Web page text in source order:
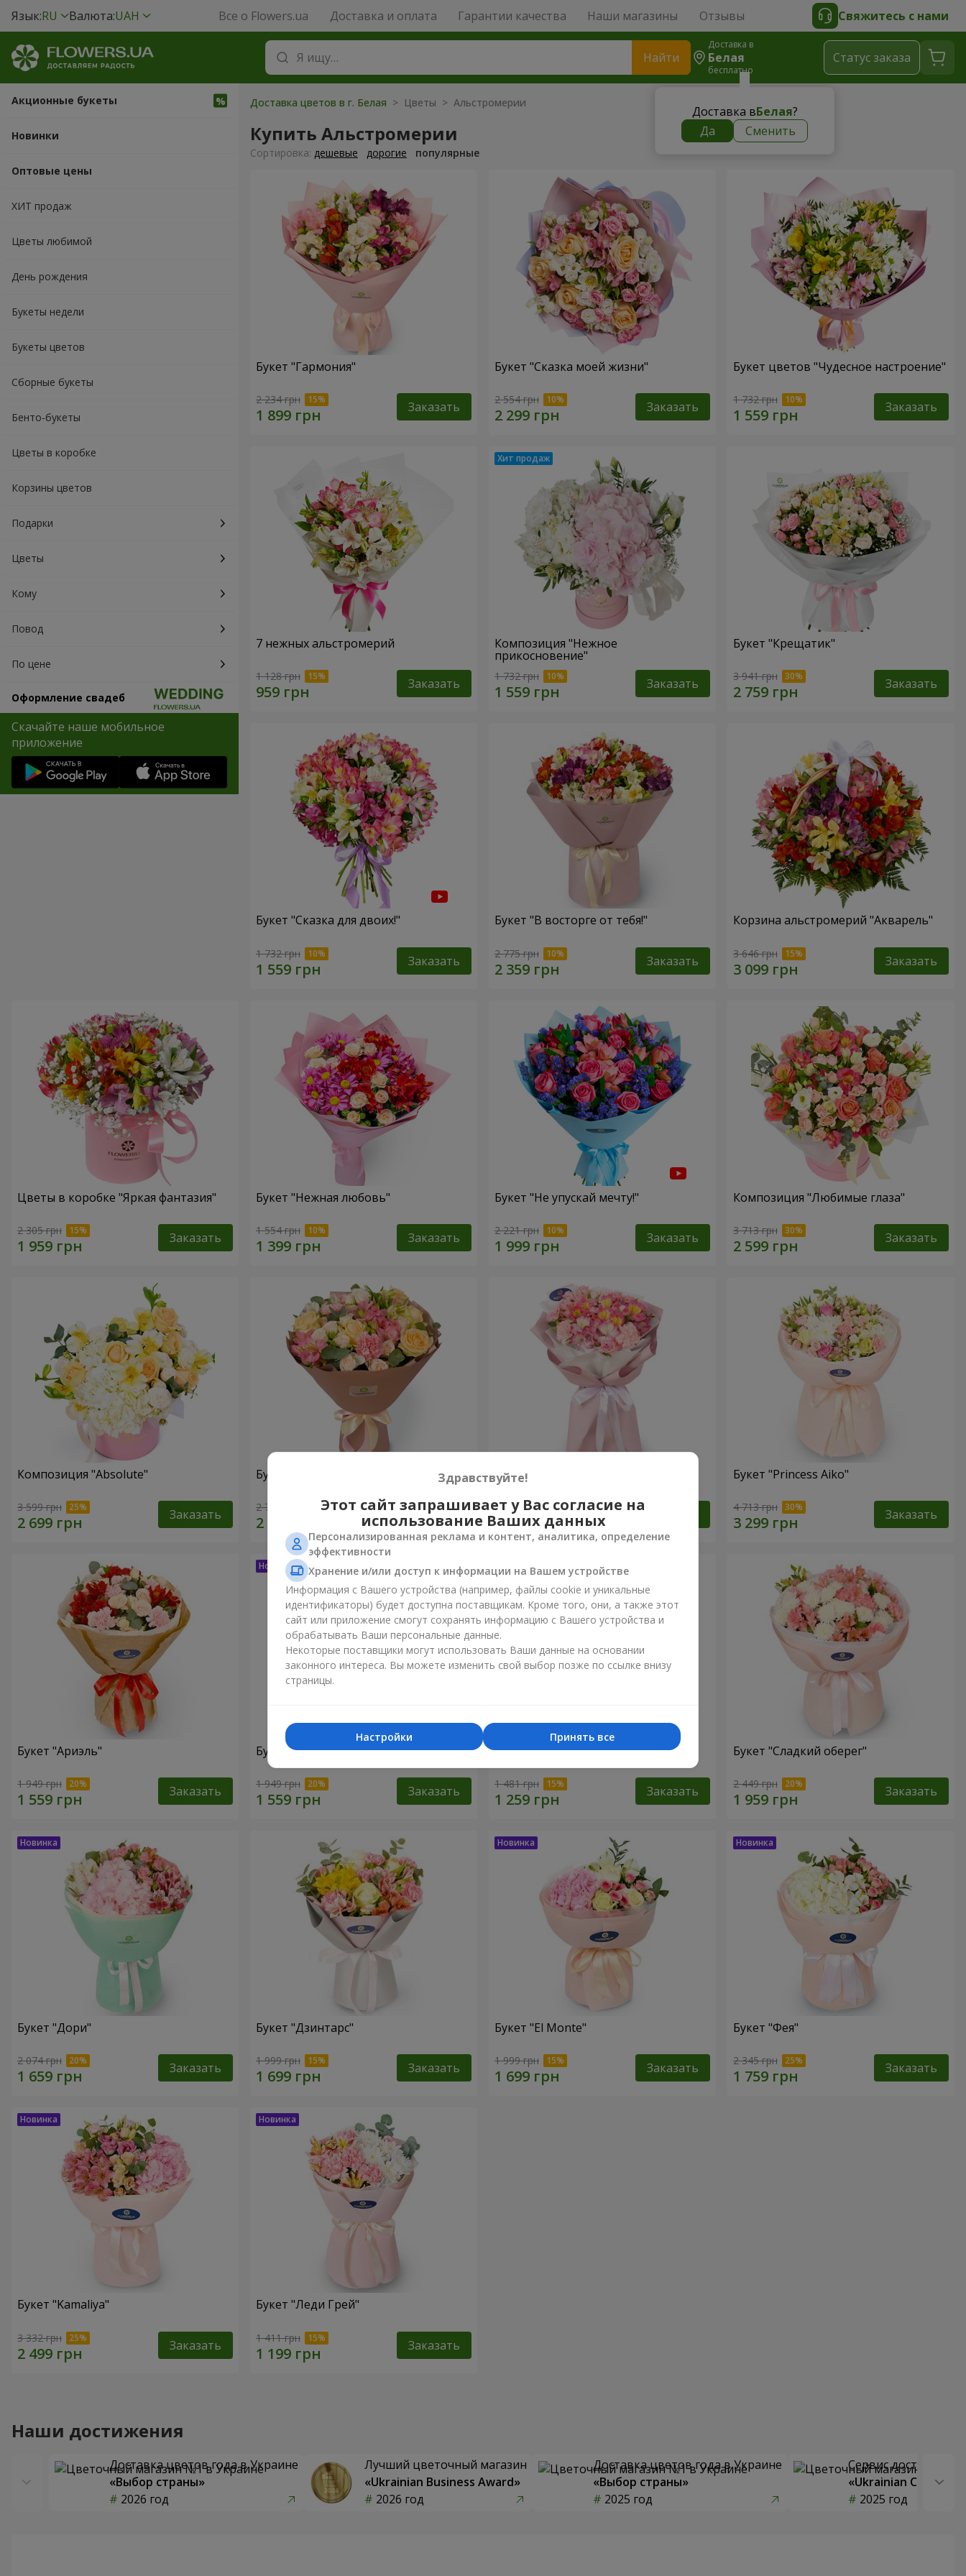
Язык:RU Валюта:UAH Все о Flowers.ua Доставка и оплата Гарантии качества Наши магазины Отзывы Свяжитесь с нами
Найти
Доставка в
Белая
бесплатно
Доставка вБелая?
Да
Сменить
Cтатус заказа
Акционные букеты
Новинки
Оптовые цены
ХИТ продаж
Цветы любимой
День рождения
Букеты недели
Букеты цветов
Сборные букеты
Бенто-букеты
Цветы в коробке
Корзины цветов
Подарки
Цветы
Кому
Повод
По цене
Оформление свадеб
Скачайте наше мобильное
приложение
Доставка цветов в г. Белая > Цветы > Альстромерии
Купить Альстромерии
Cортировка: дешевые дорогие популярные
Букет "Гармония"
2 234 грн Заказать
Букет "Сказка моей жизни"
2 554 грн Заказать
Букет цветов "Чудесное настроение"
1 732 грн Заказать
7 нежных альстромерий
1 128 грн Заказать
Композиция "Нежное
прикосновение"
1 732 грн Заказать
Букет "Крещатик"
3 941 грн Заказать
Букет "Сказка для двоих!"
1 732 грн Заказать
Букет "В восторге от тебя!"
2 775 грн Заказать
Корзина альстромерий "Акварель"
3 646 грн Заказать
Цветы в коробке "Яркая фантазия"
2 305 грн Заказать
Букет "Нежная любовь"
1 554 грн Заказать
Букет "Не упускай мечту!"
2 221 грн Заказать
Композиция "Любимые глаза"
3 713 грн Заказать
Композиция "Absolute"
3 599 грн Заказать
Букет "Шедевр"
2 749 грн Заказать
Букет "Океан цветов"
1 510 грн
Букет "Princess Aiko"
4 713 грн Заказать
Букет "Ариэль"
1 949 грн Заказать
Букет "Светлана"
1 949 грн Заказать
Букет "Розовый зефир"
1 481 грн Заказать
Букет "Сладкий оберег"
2 449 грн Заказать
Букет "Дори"
2 074 грн Заказать
Букет "Дзинтарс"
1 999 грн Заказать
Букет "El Monte"
1 999 грн Заказать
Букет "Фея"
2 345 грн Заказать
Букет "Kamaliya"
3 332 грн Заказать
Букет "Леди Грей"
1 411 грн Заказать
Наши достижения
Доставка цветов года в Украине
«Выбор страны»
2026 год
Лучший цветочный магазин
«Ukrainian Business Award»
2026 год
Доставка цветов года в Украине
«Выбор страны»
2025 год
Сервис доставки
«Ukrainian Choice»
2025 год
Здравствуйте!
Этот сайт запрашивает у Вас согласие на
использование Ваших данных
Персонализированная реклама и контент, аналитика, определение
эффективности
Хранение и/или доступ к информации на Вашем устройстве
Информация с Вашего устройства (например, файлы cookie и уникальные
идентификаторы) будет доступна поставщикам. Кроме того, они, а также этот
сайт или приложение смогут сохранять информацию с Вашего устройства и
обрабатывать Ваши персональные данные.
Некоторые поставщики могут использовать Ваши данные на основании
законного интереса. Вы можете изменить свой выбор позже по ссылке внизу
страницы.
Принять все
Настройки